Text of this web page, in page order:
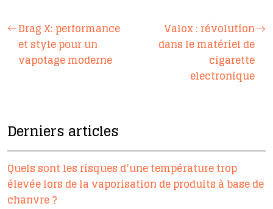
Drag X: performance
et style pour un
vapotage moderne
Valox : révolution
dans le matériel de
cigarette
electronique
Derniers articles
Quels sont les risques d’une température trop
élevée lors de la vaporisation de produits à base de
chanvre ?